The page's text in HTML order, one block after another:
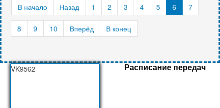
В начало Назад 1 2 3 4 5 6 7
8 9 10 Вперёд В конец
VK9562 Расписание передач